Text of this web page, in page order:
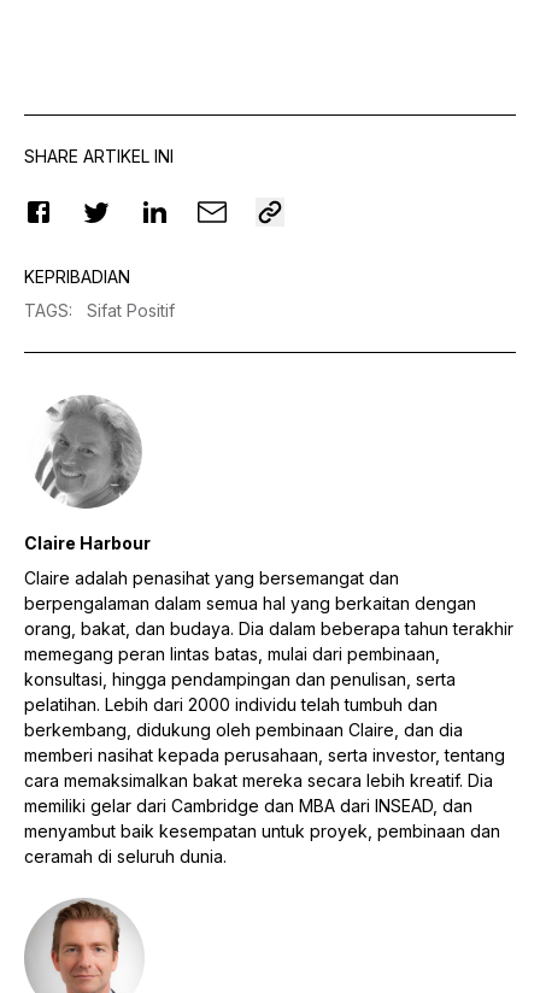
SHARE ARTIKEL INI
KEPRIBADIAN
TAGS: Sifat Positif
Claire Harbour
Claire adalah penasihat yang bersemangat dan
berpengalaman dalam semua hal yang berkaitan dengan
orang, bakat, dan budaya. Dia dalam beberapa tahun terakhir
memegang peran lintas batas, mulai dari pembinaan,
konsultasi, hingga pendampingan dan penulisan, serta
pelatihan. Lebih dari 2000 individu telah tumbuh dan
berkembang, didukung oleh pembinaan Claire, dan dia
memberi nasihat kepada perusahaan, serta investor, tentang
cara memaksimalkan bakat mereka secara lebih kreatif. Dia
memiliki gelar dari Cambridge dan MBA dari INSEAD, dan
menyambut baik kesempatan untuk proyek, pembinaan dan
ceramah di seluruh dunia.